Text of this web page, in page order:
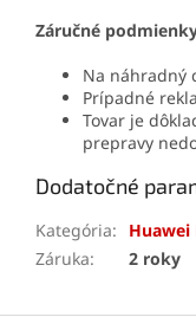
Záručné
Na náhradný
Prípadné
Tovar je
prepravy
Dodatočné
Kategória:
Huawei
Záruka: 2 roky